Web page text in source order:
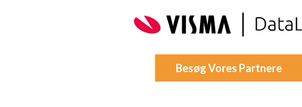
Besøg Vores Partnere